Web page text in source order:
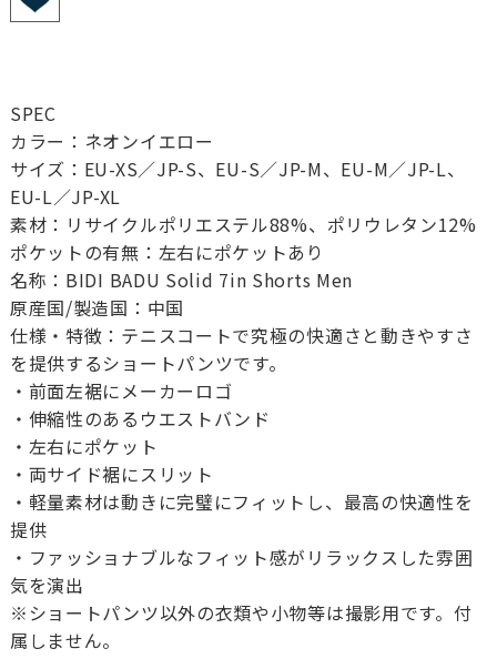
SPEC
カラー：ネオンイエロー
サイズ：EU-XS／JP-S、EU-S／JP-M、EU-M／JP-L、
EU-L／JP-XL
素材：リサイクルポリエステル88%、ポリウレタン12%
ポケットの有無：左右にポケットあり
名称：BIDI BADU Solid 7in Shorts Men
原産国/製造国：中国
仕様・特徴：テニスコートで究極の快適さと動きやすさ
を提供するショートパンツです。
・前面左裾にメーカーロゴ
・伸縮性のあるウエストバンド
・左右にポケット
・両サイド裾にスリット
・軽量素材は動きに完璧にフィットし、最高の快適性を
提供
・ファッショナブルなフィット感がリラックスした雰囲
気を演出
※ショートパンツ以外の衣類や小物等は撮影用です。付
属しません。